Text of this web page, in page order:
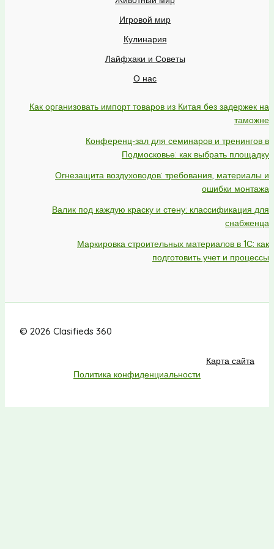
Игровой мир
Кулинария
Лайфхаки и Советы
О нас
Как организовать импорт товаров из Китая без задержек на
таможне
Конференц-зал для семинаров и тренингов в
Подмосковье: как выбрать площадку
Огнезащита воздуховодов: требования, материалы и
ошибки монтажа
Валик под каждую краску и стену: классификация для
снабженца
Маркировка строительных материалов в 1С: как
подготовить учет и процессы
© 2026 Clasifieds 360
Карта сайта
Политика конфиденциальности